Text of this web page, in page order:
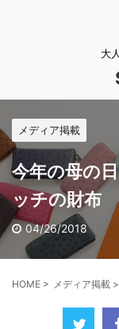
大
メディア掲載
今年の母の
ッチの財布
04/26/2018
HOME > メディア掲載 >